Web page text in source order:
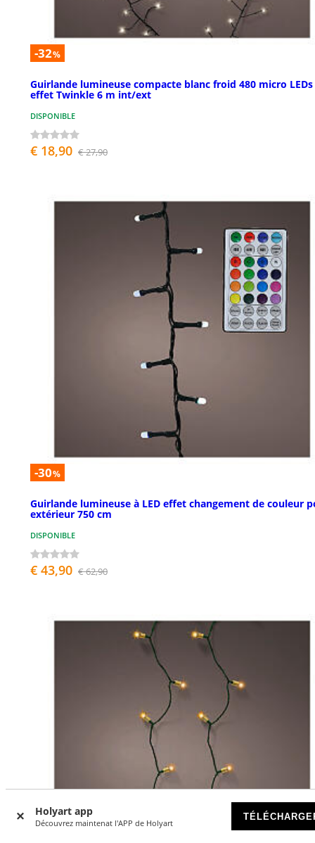
Holyart app
Découvrez maintenat l'APP de Holyart
-32%
Guirlande lumineuse compacte blanc froid 480 micro LEDs
effet Twinkle 6 m int/ext
DISPONIBLE
€ 18,90 € 27,90
-30%
Guirlande lumineuse à LED effet changement de couleur
extérieur 750 cm
DISPONIBLE
€ 43,90 € 62,90